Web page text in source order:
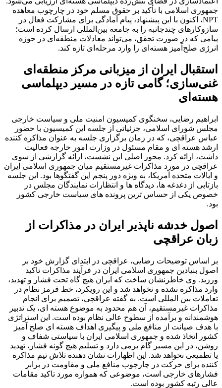
جمهوری اسلامی با تأکید بر حقوق مسلم خود در چارچوب معاهده
NPT، اکنون با این پیشنهاد، پیام آمادگی برای مشارکت فعال در
سازوکارهای چندجانبه را به جامعه بین‌المللی ارسال کرده است؛
پیامی که در صورت تحقق، می‌تواند معادلات منطقه‌ای در حوزه
انرژی صلح‌آمیز هسته‌ای را وارد مرحله‌ای تازه کند.
استقبال ایران از میزبانی مرکز منطقه‌ای
غنی‌سازی؛ گامی تازه در مسیر دیپلماسی
هسته‌ای
ابراهیم رضایی، سخنگوی کمیسیون امنیت ملی و سیاست خارجی
مجلس شورای اسلامی، جزئیاتی از جلسه این کمیسیون با حضور
عباس عراقچی، که در زمان برگزاری جلسه به عنوان مذاکره کننده
ارشد هسته ای و مقام مسئول در وزارت امور خارجه فعالیت
داشت، ارائه کرد. محور اصلی این نشست، ارائه گزارشی از سوی
عراقچی در مورد مذاکرات غیرمستقیم میان جمهوری اسلامی ایران
و ایالات متحده آمریکا، به ویژه دور پنجم این گفتگوها بود. این جلسه
بازتابی از دغدغه ها، دیدگاه ها و انتظارات نمایندگان مجلس در
خصوص یکی از حساس ترین پرونده های سیاست خارجی کشور
بود.
اصول خدشه ناپذیر ایران در مذاکرات از
زبان عراقچی
بر اساس توضیحات رضایی، عراقچی در ابتدای گزارش خود بر
اصول بنیادین جمهوری اسلامی ایران در فرآیند مذاکرات تاکید
ورزید. وی خاطرنشان ساخت که ایران هیچ گاه تحت فشار و تهدید،
وارد مذاکره نشده و نخواهد شد و این رویکرد، خط قرمز نظام در
تعاملات بین المللی است. به گفته عراقچی، تصمیم برای انجام
مذاکرات غیرمستقیم، آن هم محدود به موضوع هسته ای، یک تدبیر
هوشمندانه و برآمده از سطوح عالی نظام بوده است. این استراتژی
با هدف صیانت از منافع ملی و پیگیری اهداف هسته ای صلح آمیز
کشور اتخاذ شده و جمهوری اسلامی ایران با سیاستی شفاف و
روشن، در این مسیر گام برمی دارد و تسلیم هیچ گونه فشار، تهدید
یا تطمیعی نخواهد شد. این اظهارات نشان دهنده تلاش تیم مذاکره
کننده برای حرکت در چارچوب منافع ملی و مقاومت در برابر
فشارهای خارجی است، موضوعی که همواره مورد تاکید مقامات
عالی رتبه کشور بوده است.